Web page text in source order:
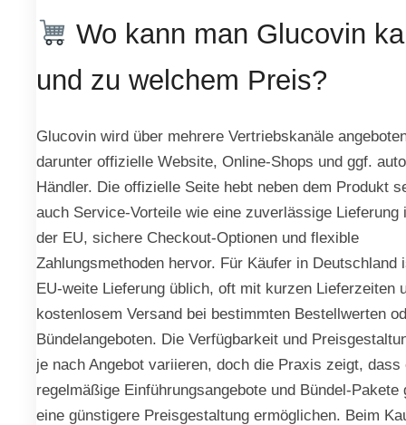
Wo kann man Glucovin
und zu welchem Preis?
Glucovin wird über mehrere Vertriebskanäle
darunter offizielle Website, Online-Shops und ggf.
Händler. Die offizielle Seite hebt neben dem Produkt
auch Service-Vorteile wie eine zuverlässige Lieferung
der EU, sichere Checkout-Optionen und flexible
Zahlungsmethoden hervor. Für Käufer in Deutschland
EU-weite Lieferung üblich, oft mit kurzen Lieferzeiten
kostenlosem Versand bei bestimmten Bestellwerten
Bündelangeboten. Die Verfügbarkeit und
je nach Angebot variieren, doch die Praxis zeigt, dass
regelmäßige Einführungsangebote und Bündel-Pakete
eine günstigere Preisgestaltung ermöglichen. Beim